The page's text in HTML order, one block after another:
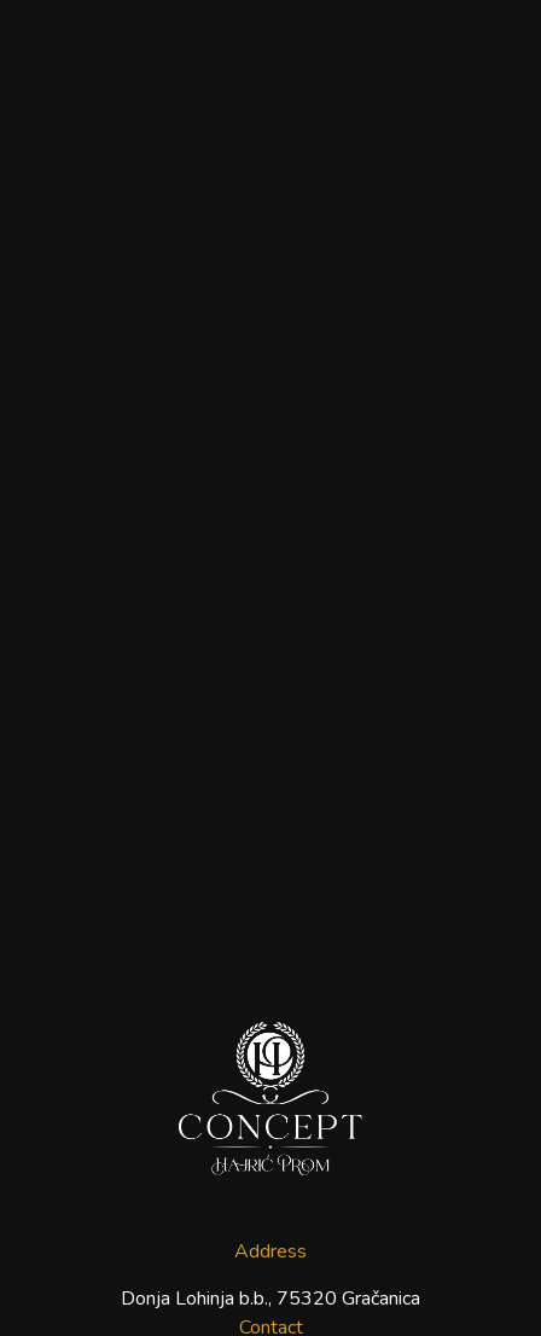
Address
Donja Lohinja b.b., 75320 Gračanica
Contact